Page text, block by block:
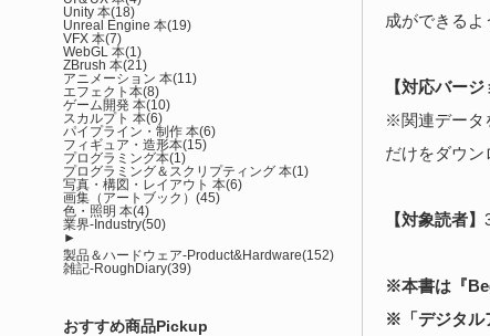
成ができるよ
【対応バージ
※関連データ
だけをダウン
【対象読者】
※本書は『
※「デジタル
Unity 本(18)
Unreal Engine 本(19)
VFX 本(7)
WebGL 本(1)
ZBrush 本(21)
アニメーション 本(11)
エフェクト本(8)
ゲーム開発 本(10)
スカルプト 本(6)
パイプライン・制作 本(6)
フィギュア・造形本(15)
プログラミング本(1)
プログラミング＆スクリプティング 本(1)
写真・構図・レイアウト 本(6)
画集（アートブック） (45)
色・照明 本(4)
業界-Industry(50)
►
製品＆ハードウェア-Product&Hardware(152)
雑記-RoughDiary(39)
おすすめ商品Pickup